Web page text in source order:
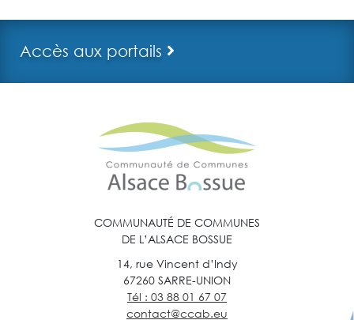
Accès aux portails
COMMUNAUTÉ DE COMMUNES
DE L’ALSACE BOSSUE
14, rue Vincent d’Indy
67260 SARRE-UNION
Tél : 03 88 01 67 07
contact@ccab.eu